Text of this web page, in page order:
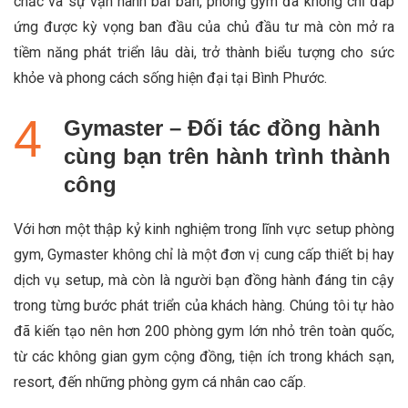
ứng được kỳ vọng ban đầu của chủ đầu tư mà còn mở ra
tiềm năng phát triển lâu dài, trở thành biểu tượng cho sức
khỏe và phong cách sống hiện đại tại Bình Phước.
Gymaster – Đối tác đồng hành
cùng bạn trên hành trình thành
công
Với hơn một thập kỷ kinh nghiệm trong lĩnh vực setup phòng
gym, Gymaster không chỉ là một đơn vị cung cấp thiết bị hay
dịch vụ setup, mà còn là người bạn đồng hành đáng tin cậy
trong từng bước phát triển của khách hàng. Chúng tôi tự hào
đã kiến tạo nên hơn 200 phòng gym lớn nhỏ trên toàn quốc,
từ các không gian gym cộng đồng, tiện ích trong khách sạn,
resort, đến những phòng gym cá nhân cao cấp.